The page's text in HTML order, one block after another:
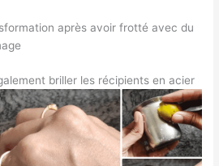
après avoir frotté avec du
briller les récipients en acier